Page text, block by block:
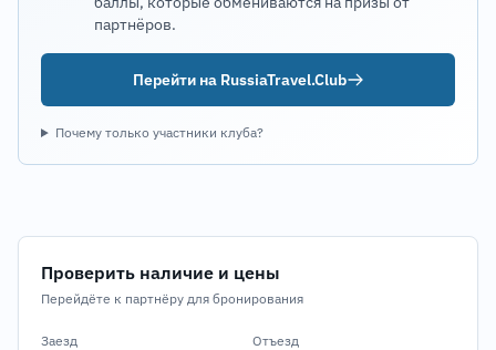
партнёров.
Перейти на RussiaTravel.Club
Почему только участники клуба?
Проверить наличие и цены
Перейдёте к партнёру для бронирования
Заезд Отъезд